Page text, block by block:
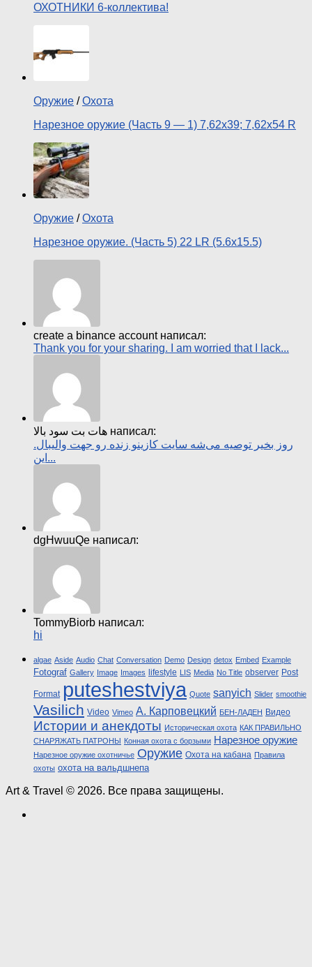
ОХОТНИКИ 6-коллектива!
Оружие /Охота
Нарезное оружие (Часть 9 — 1) 7,62х39; 7,62х54 R
Оружие /Охота
Нарезное оружие. (Часть 5) 22 LR (5.6х15.5)
create a binance account написал:
Thank you for your sharing. I am worried that I lack...
هات بت سود بالا написал:
روز بخیر توصیه می‌شه سایت کازینو زنده رو جهت والیبال.
این...
dgHwuuQe написал:
TommyBiorb написал:
hi
algae Aside Audio Chat Conversation Demo Design detox Embed Example
Fotograf Gallery Image Images lifestyle LIS Media No Title observer Post
Format puteshestviya Quote sanyich Slider smoothie
Vasilich Video Vimeo А. Карповецкий БЕН-ЛАДЕН Видео
Истории и анекдоты Историческая охота КАК ПРАВИЛЬНО
СНАРЯЖАТЬ ПАТРОНЫ Конная охота с борзыми Нарезное оружие
Нарезное оружие охотничье Оружие Охота на кабана Правила
охоты охота на вальдшнепа
Art & Travel © 2026. Все права защищены.